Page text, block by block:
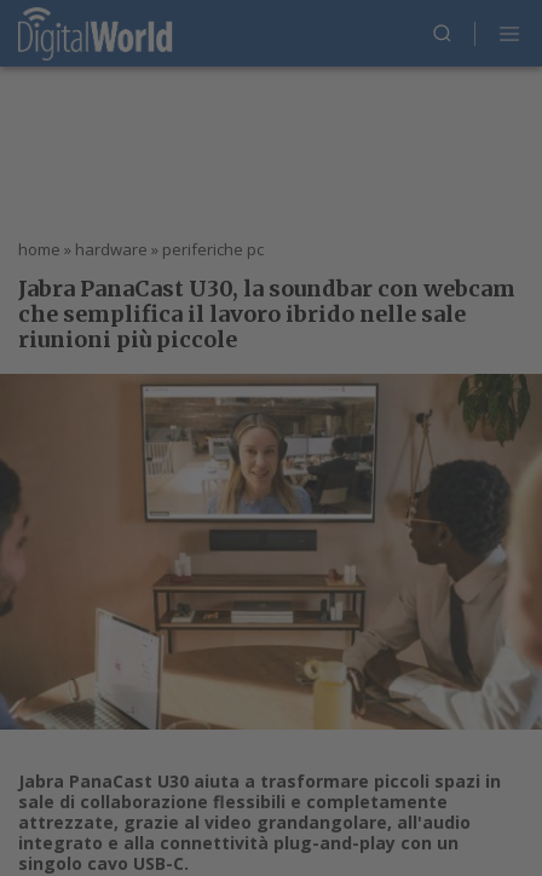
home » hardware » periferiche pc
Jabra PanaCast U30, la soundbar con webcam
che semplifica il lavoro ibrido nelle sale
riunioni più piccole
Jabra PanaCast U30 aiuta a trasformare piccoli spazi in
sale di collaborazione flessibili e completamente
attrezzate, grazie al video grandangolare, all'audio
integrato e alla connettività plug-and-play con un
singolo cavo USB-C.